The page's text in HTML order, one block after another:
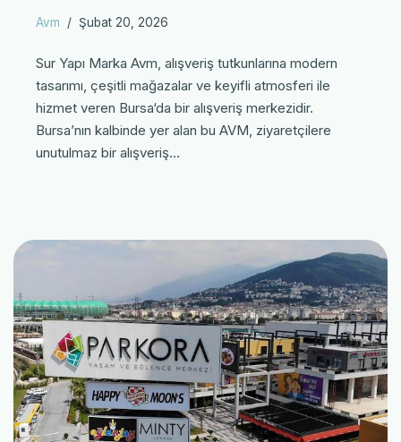
Avm Şubat 20, 2026
Sur Yapı Marka Avm, alışveriş tutkunlarına modern
tasarımı, çeşitli mağazalar ve keyifli atmosferi ile
hizmet veren Bursa‘da bir alışveriş merkezidir.
Bursa’nın kalbinde yer alan bu AVM, ziyaretçilere
unutulmaz bir alışveriş…